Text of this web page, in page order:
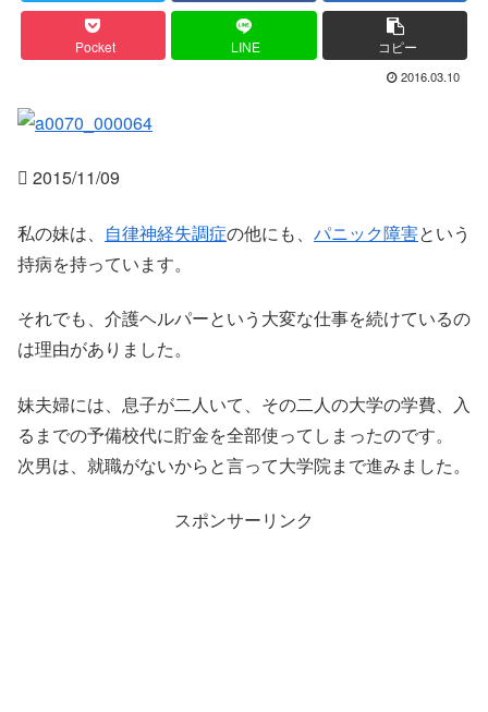
Pocket LINE コピー
2016.03.10
 2015/11/09
私の妹は、 自律神経失調症の他にも、 パニック障害という
持病を持っています。
それでも、介護ヘルパーという大変な仕事を続けているの
は理由がありました。
妹夫婦には、息子が二人いて、その二人の大学の学費、入
るまでの予備校代に貯金を全部使ってしまったのです。
次男は、就職がないからと言って大学院まで進みました。
スポンサーリンク